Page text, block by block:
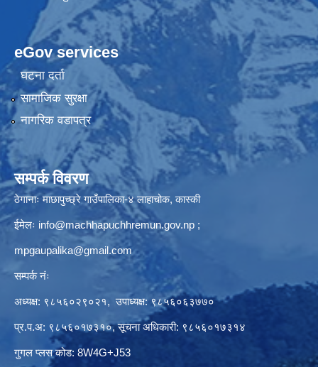
eGov services
घटना दर्ता
सामाजिक सुरक्षा
नागरिक वडापत्र
सम्पर्क विवरण
ठेगानाः माछापुच्छ्रे गाउँपालिका-४ लाहाचोक, कास्की
ईमेलः info@machhapuchhremun.gov.np ;
mpgaupalika@gmail.com
सम्पर्क नंः
अध्यक्ष: ९८५६०२९०२१, उपाध्यक्ष: ९८५६०६३७७०
प्र.प.अ: ९८५६०१७३१०, सूचना अधिकारी: ९८५६०१७३१४
गुगल प्लस कोड: 8W4G+J53